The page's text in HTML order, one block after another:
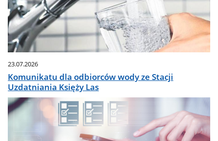
23.07.2026
Komunikatu dla odbiorców wody ze Stacji
Uzdatniania Księży Las